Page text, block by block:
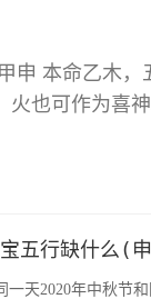
申 本命乙木
也可作为喜
五行缺什么(
一天2020年中秋节